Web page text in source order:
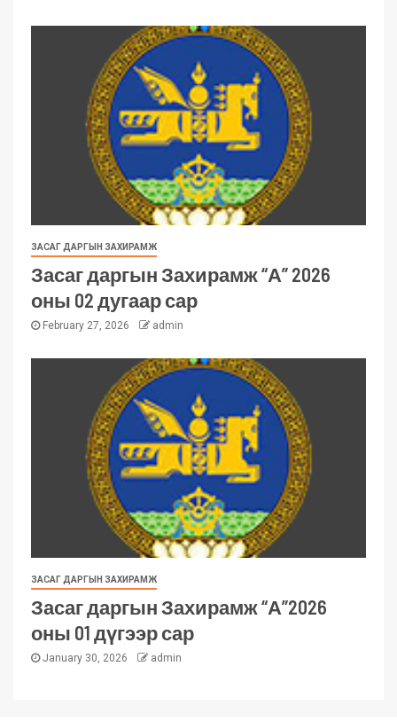
ЗАСАГ ДАРГЫН ЗАХИРАМЖ
Засаг даргын Захирамж “А” 2026
оны 02 дугаар сар
February 27, 2026 admin
ЗАСАГ ДАРГЫН ЗАХИРАМЖ
Засаг даргын Захирамж “А”2026
оны 01 дүгээр сар
January 30, 2026 admin